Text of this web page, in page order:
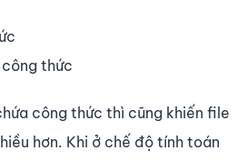
thức
công thức thì cũng khiến file
hơn. Khi ở chế độ tính toán